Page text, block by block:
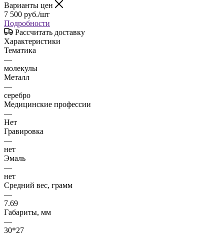
Варианты цен
7 500 руб./шт
Подробности
Рассчитать доставку
Характеристики
Тематика
—
молекулы
Металл
—
серебро
Медицинские профессии
—
Нет
Гравировка
—
нет
Эмаль
—
нет
Средний вес, грамм
—
7.69
Габариты, мм
—
30*27